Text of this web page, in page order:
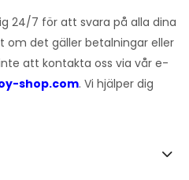
24/7 för att svara på alla dina
om det gäller betalningar eller
att kontakta oss via vår e-
shop.com. Vi hjälper dig